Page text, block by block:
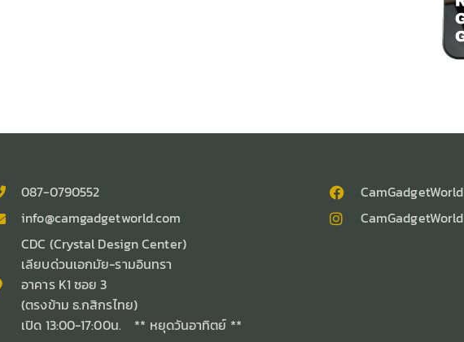
087-0790552
info@camgadgetworld.com
CDC (Crystal Design Center)
เลียบด่วนเอกมัย-รามอินทรา
อาคาร K1 ซอย 3
(ตรงข้าม ธ.กสิกรไทย)
เปิด 13:00-17:00น. ** หยุดวันอาทิตย์ **
CamGadgetWorld
CamGadgetWorld